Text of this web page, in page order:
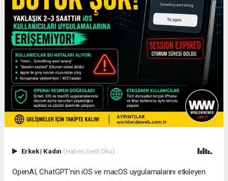
Erkek| Kadın (Haberi Sesli Oku)
OpenAI, ChatGPT'nin iOS ve macOS uygulamalarını etkileyen